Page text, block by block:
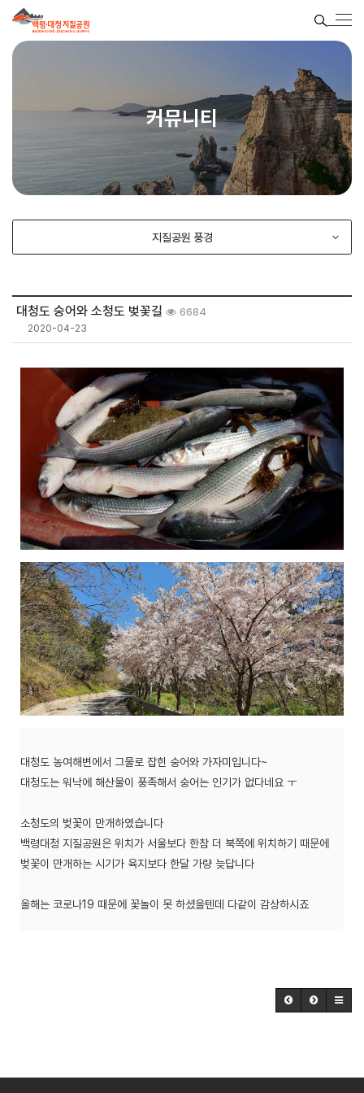
커뮤니티
지질공원 풍경
대청도 숭어와 소청도 벚꽃길 6684
2020-04-23
대청도 농여해변에서 그물로 잡힌 숭어와 가자미입니다~
대청도는 워낙에 해산물이 풍족해서 숭어는 인기가 없다네요 ㅜ
소청도의 벚꽃이 만개하였습니다
백령대청 지질공원은 위치가 서울보다 한참 더 북쪽에 위치하기 때문에
벚꽃이 만개하는 시기가 육지보다 한달 가량 늦답니다
올해는 코로나19 때문에 꽃놀이 못 하셨을텐데 다같이 감상하시죠